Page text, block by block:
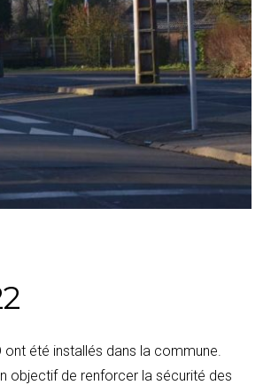
ont été installés dans la commune.
objectif de renforcer la sécurité des